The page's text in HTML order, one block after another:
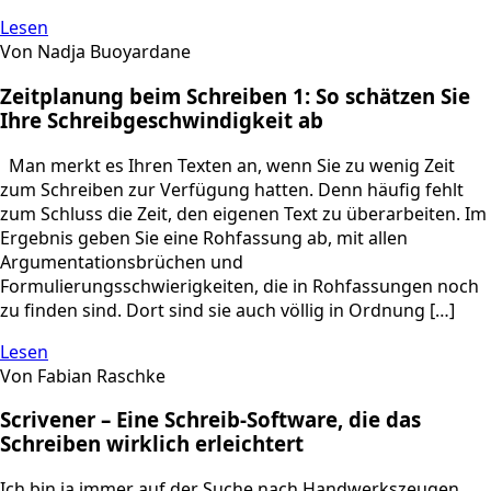
Lesen
Von Nadja Buoyardane
Zeitplanung beim Schreiben 1: So schätzen Sie
Ihre Schreibgeschwindigkeit ab
Man merkt es Ihren Texten an, wenn Sie zu wenig Zeit
zum Schreiben zur Verfügung hatten. Denn häufig fehlt
zum Schluss die Zeit, den eigenen Text zu überarbeiten. Im
Ergebnis geben Sie eine Rohfassung ab, mit allen
Argumentationsbrüchen und
Formulierungsschwierigkeiten, die in Rohfassungen noch
zu finden sind. Dort sind sie auch völlig in Ordnung […]
Lesen
Von Fabian Raschke
Scrivener – Eine Schreib-Software, die das
Schreiben wirklich erleichtert